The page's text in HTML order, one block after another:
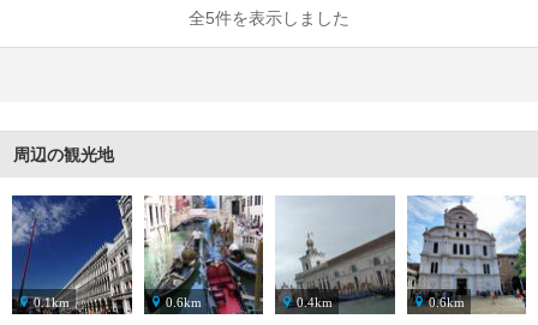
全5件を表示しました
周辺の観光地
0.1km 0.6km 0.4km 0.6km